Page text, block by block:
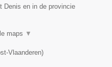
Denis en in de provincie
maps ▼
Vlaanderen)